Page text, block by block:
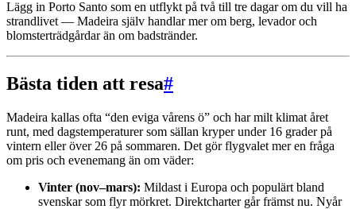
Lägg in Porto Santo som en utflykt på två till tre dagar om du vill ha
strandlivet — Madeira själv handlar mer om berg, levador och
blomsterträdgårdar än om badstränder.
Bästa tiden att resa#
Madeira kallas ofta “den eviga vårens ö” och har milt klimat året
runt, med dagstemperaturer som sällan kryper under 16 grader på
vintern eller över 26 på sommaren. Det gör flygvalet mer en fråga
om pris och evenemang än om väder:
Vinter (nov–mars): Mildast i Europa och populärt bland
svenskar som flyr mörkret. Direktcharter går främst nu. Nyår